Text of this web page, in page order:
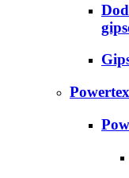
Powertex